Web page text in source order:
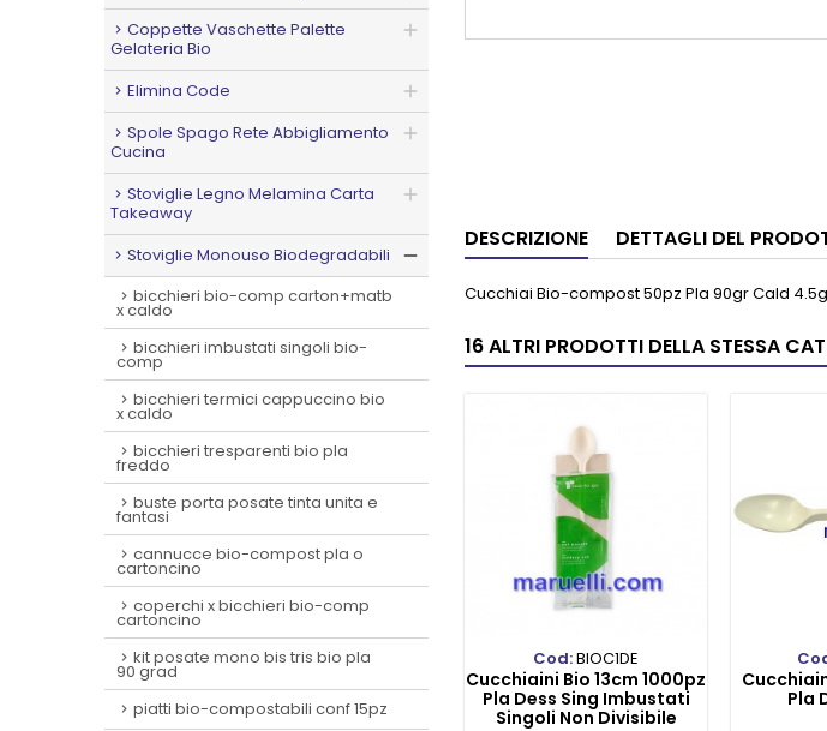
Coppette Vaschette Palette
Gelateria Bio
Elimina Code
Spole Spago Rete Abbigliamento
Cucina
Stoviglie Legno Melamina Carta
Takeaway
Stoviglie Monouso Biodegradabili
bicchieri bio-comp carton+matb
x caldo
bicchieri imbustati singoli bio-
comp
bicchieri termici cappuccino bio
x caldo
bicchieri tresparenti bio pla
freddo
buste porta posate tinta unita e
fantasi
cannucce bio-compost pla o
cartoncino
coperchi x bicchieri bio-comp
cartoncino
kit posate mono bis tris bio pla
90 grad
piatti bio-compostabili conf 15pz
DESCRIZIONE DETTAGLI DEL
Cucchiai Bio-compost 50pz Pla 90gr Cald
16 ALTRI PRODOTTI DELLA STESSA
Cod:BIOC1DE
Cucchiaini Bio 13cm 1000pz
Pla Dess Sing Imbustati
Singoli Non Divisibile
Pla